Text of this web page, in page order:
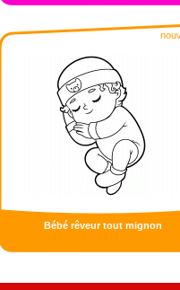
Bébé rêveur tout mignon